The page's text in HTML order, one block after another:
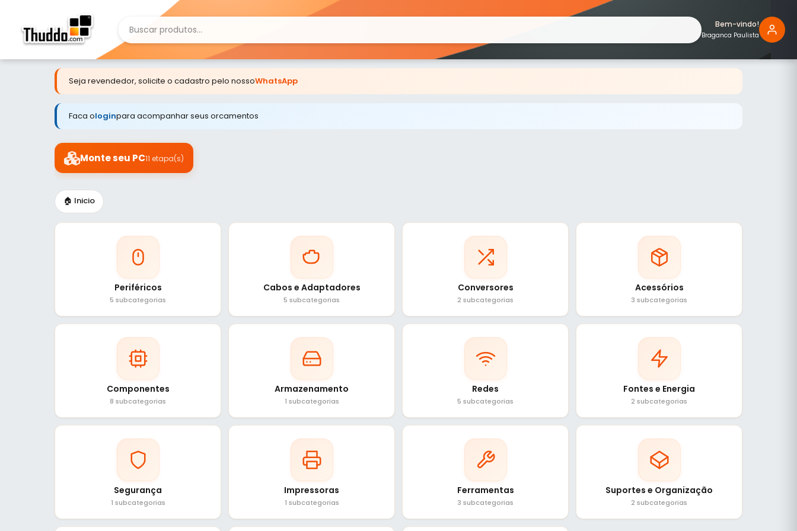
Bem-vindo!
Braganca Paulista
Seja revendedor, solicite o cadastro pelo nossoWhatsApp
Faca ologinpara acompanhar seus orcamentos
Monte seu PC11 etapa(s)
🏠 Inicio
Periféricos
5 subcategorias
Cabos e Adaptadores
5 subcategorias
Conversores
2 subcategorias
Acessórios
3 subcategorias
Componentes
8 subcategorias
Armazenamento
1 subcategorias
Redes
5 subcategorias
Fontes e Energia
2 subcategorias
Segurança
1 subcategorias
Impressoras
1 subcategorias
Ferramentas
3 subcategorias
Suportes e Organização
2 subcategorias